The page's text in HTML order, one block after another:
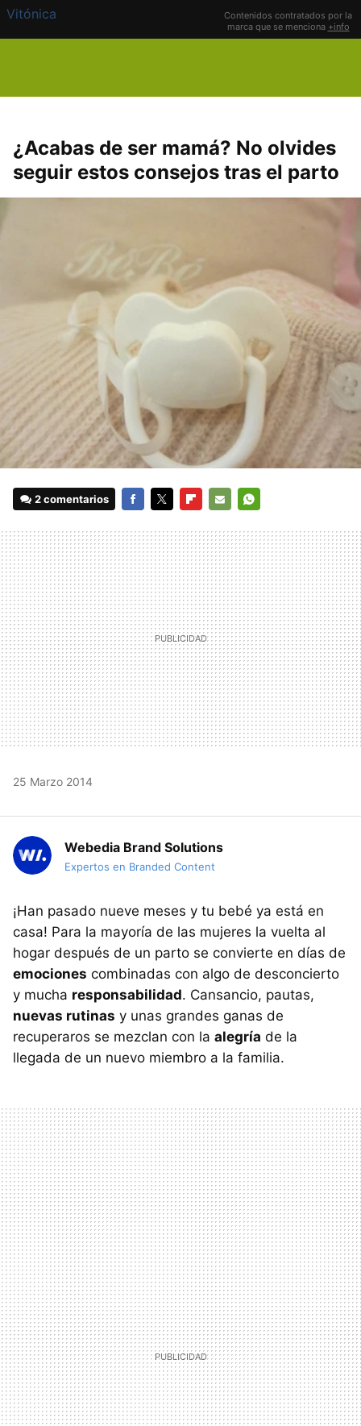
Contenidos contratados por la
marca que se menciona +info
Vitónica
¿Acabas de ser mamá? No olvides
seguir estos consejos tras el parto
2 comentarios
MAIL
25 Marzo 2014
Webedia Brand Solutions
Expertos en Branded Content
¡Han pasado nueve meses y tu bebé ya está en
casa! Para la mayoría de las mujeres la vuelta al
hogar después de un parto se convierte en días de
emociones combinadas con algo de desconcierto
y mucha responsabilidad. Cansancio, pautas,
nuevas rutinas y unas grandes ganas de
recuperaros se mezclan con la alegría de la
llegada de un nuevo miembro a la familia.